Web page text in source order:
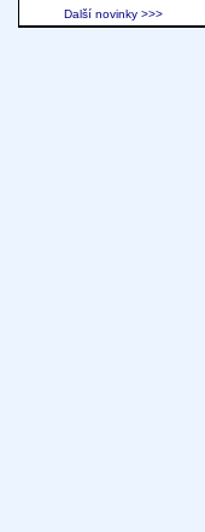
Další novinky >>>